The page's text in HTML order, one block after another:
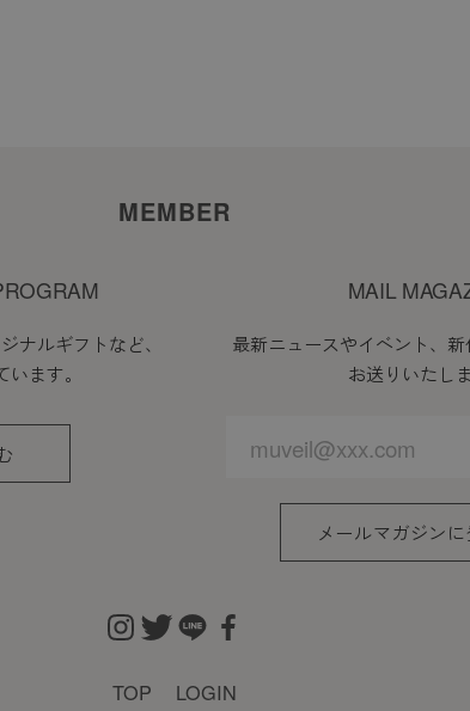
MEMBER
ナルギフトなど、
ます。
MAIL
最新ニュースやイベント、
お送りいたしま
メールマガジン
TOP LOGIN